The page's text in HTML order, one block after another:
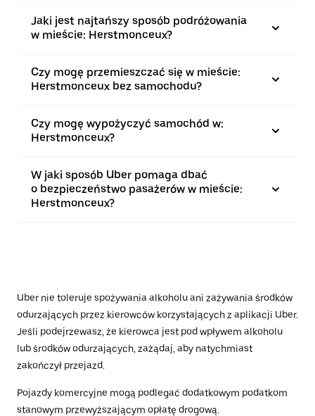
Jaki jest najtańszy sposób podróżowania
w mieście: Herstmonceux?
Czy mogę przemieszczać się w mieście:
Herstmonceux bez samochodu?
Czy mogę wypożyczyć samochód w:
Herstmonceux?
W jaki sposób Uber pomaga dbać
o bezpieczeństwo pasażerów w mieście:
Herstmonceux?
Uber nie toleruje spożywania alkoholu ani zażywania środków
odurzających przez kierowców korzystających z aplikacji Uber.
Jeśli podejrzewasz, że kierowca jest pod wpływem alkoholu
lub środków odurzających, zażądaj, aby natychmiast
zakończył przejazd.
Pojazdy komercyjne mogą podlegać dodatkowym podatkom
stanowym przewyższającym opłatę drogową.